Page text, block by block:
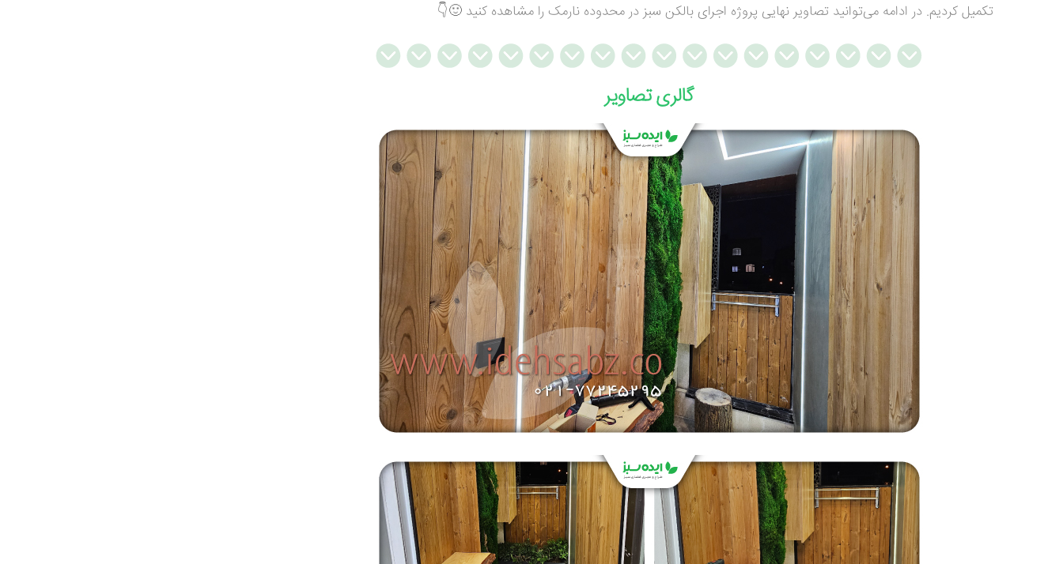
تکمیل کردیم. در ادامه می‌توانید تصاویر نهایی پروژه اجرای بالکن سبز در محدوده نارمک را مشاهده کنید 🙂👇
گالری تصاویر